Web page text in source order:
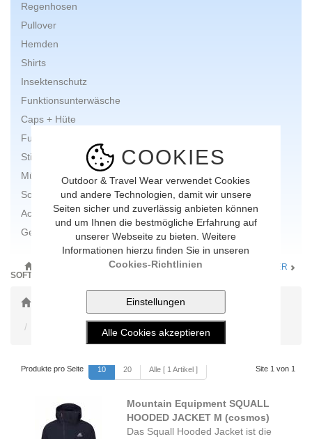
COOKIES
Outdoor & Travel Wear verwendet Cookies
und andere Technologien, damit wir unsere
Seiten sicher und zuverlässig anbieten können
und um Ihnen die bestmögliche Erfahrung auf
unserer Webseite zu bieten. Weitere
Informationen hierzu finden Sie in unseren
Cookies-Richtlinien
Regenhosen
Pullover
Hemden
Shirts
Insektenschutz
Funktionsunterwäsche
Caps + Hüte
Funktionstücher
Stirnbänder
Mützen
Socken
Accessoires
Geschenkgutscheine
BEKLEIDUNG
BEKLEIDUNG FÜR MÄNNER
SOFTSHELL + WINDBREAKER JACKEN
Bekleidung für Männer Toggle Dropdown
alle Marken anzeigen Toggle Dropdown
Produkte pro Seite 10 20 Alle [ 1 Artikel ] Site 1 von 1
Mountain Equipment SQUALL
HOODED JACKET M (cosmos)
Das Squall Hooded Jacket ist die